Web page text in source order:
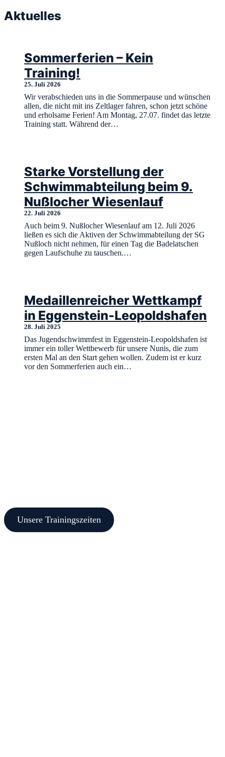
Aktuelles
Sommerferien – Kein
Training!
25. Juli 2026
Wir verabschieden uns in die Sommerpause und wünschen
allen, die nicht mit ins Zeltlager fahren, schon jetzt schöne
und erholsame Ferien! Am Montag, 27.07. findet das letzte
Training statt. Während der…
Starke Vorstellung der
Schwimmabteilung beim 9.
Nußlocher Wiesenlauf
22. Juli 2026
Auch beim 9. Nußlocher Wiesenlauf am 12. Juli 2026
ließen es sich die Aktiven der Schwimmabteilung der SG
Nußloch nicht nehmen, für einen Tag die Badelatschen
gegen Laufschuhe zu tauschen.…
Medaillenreicher Wettkampf
in Eggenstein-Leopoldshafen
28. Juli 2025
Das Jugendschwimmfest in Eggenstein-Leopoldshafen ist
immer ein toller Wettbewerb für unsere Nunis, die zum
ersten Mal an den Start gehen wollen. Zudem ist er kurz
vor den Sommerferien auch ein…
Unsere Trainingszeiten